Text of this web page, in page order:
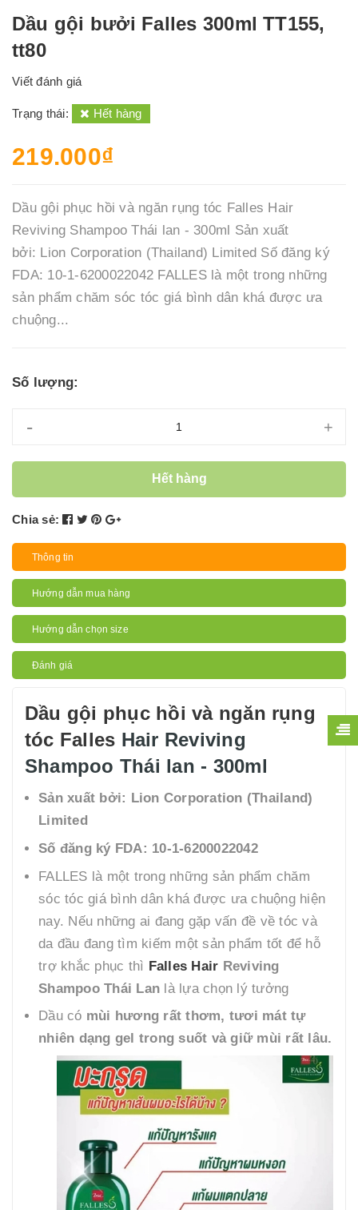
Dầu gội bưởi Falles 300ml TT155,
tt80
Viết đánh giá
Trạng thái: Hết hàng
219.000₫
Dầu gội phục hồi và ngăn rụng tóc Falles Hair
Reviving Shampoo Thái lan - 300ml Sản xuất
bởi: Lion Corporation (Thailand) Limited Số đăng ký
FDA: 10-1-6200022042 FALLES là một trong những
sản phẩm chăm sóc tóc giá bình dân khá được ưa
chuộng...
Số lượng:
- +
Hết hàng
Chia sẻ:
Thông tin
Hướng dẫn mua hàng
Hướng dẫn chọn size
Đánh giá
Dầu gội phục hồi và ngăn rụng
tóc Falles Hair Reviving
Shampoo Thái lan - 300ml
Sản xuất bởi: Lion Corporation (Thailand)
Limited
Số đăng ký FDA: 10-1-6200022042
FALLES là một trong những sản phẩm chăm
sóc tóc giá bình dân khá được ưa chuộng hiện
nay. Nếu những ai đang gặp vấn đề về tóc và
da đầu đang tìm kiếm một sản phẩm tốt để hỗ
trợ khắc phục thì Falles Hair Reviving
Shampoo Thái Lan là lựa chọn lý tưởng
Dầu có mùi hương rất thơm, tươi mát tự
nhiên dạng gel trong suốt và giữ mùi rất lâu.